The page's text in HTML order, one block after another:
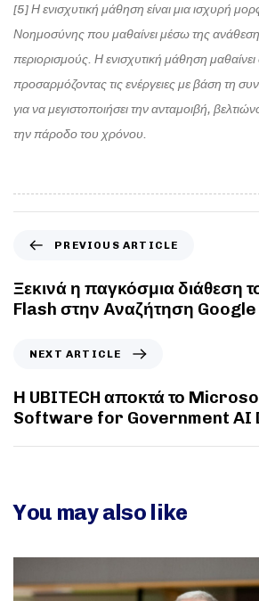
[5] Η ενισχυτική μάθηση είναι μια ισχυρή
Νοημοσύνης που μαθαίνει μέσω της
περιορισμούς. Η ενισχυτική μάθηση
προσαρμόζοντας τις ενέργειες με βάση τη
για να μεγιστοποιήσει την ανταμοιβή,
την πάροδο του χρόνου.
PREVIOUS ARTICLE
Ξεκινά η παγκόσμια διάθεση
Flash στην Αναζήτηση Google
NEXT ARTICLE
Η UBITECH αποκτά το
Software for Government AI
You may also like